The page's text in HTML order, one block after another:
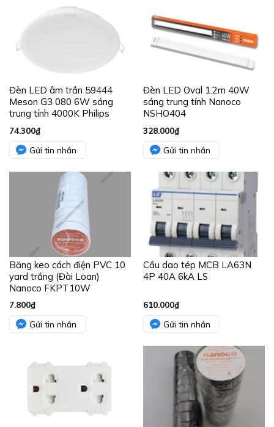
Đèn LED âm trần 59444
Meson G3 080 6W sáng
trung tính 4000K Philips
74.300₫
Gửi tin nhắn
Đèn LED Oval 1.2m 40W
sáng trung tính Nanoco
NSHO404
328.000₫
Gửi tin nhắn
Băng keo cách điện PVC 10
yard trắng (Đài Loan)
Nanoco FKPT10W
7.800₫
Gửi tin nhắn
Cầu dao tép MCB LA63N
4P 40A 6kA LS
610.000₫
Gửi tin nhắn